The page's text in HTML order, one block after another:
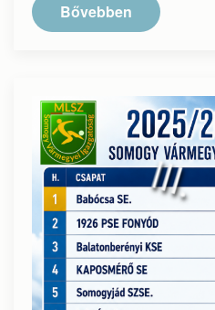
Bővebben